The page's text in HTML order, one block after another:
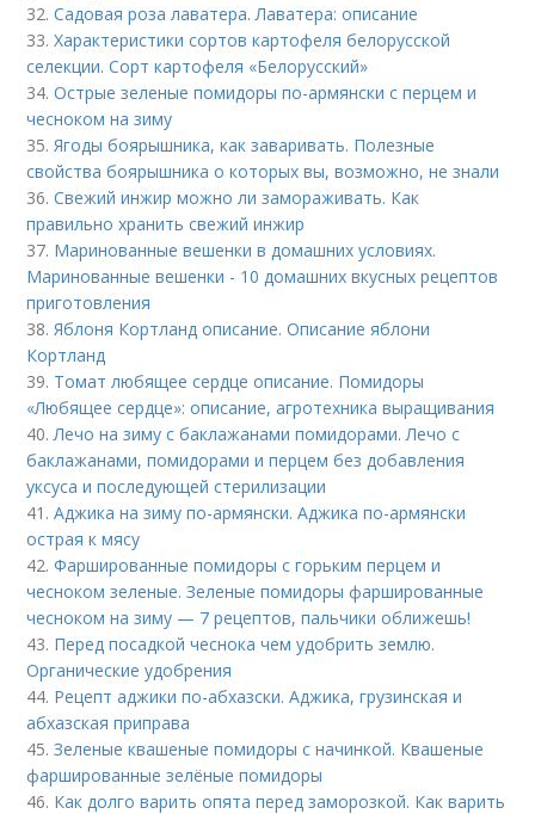
32.Садовая роза лаватера. Лаватера: описание
33.Характеристики сортов картофеля белорусской
селекции. Сорт картофеля «Белорусский»
34.Острые зеленые помидоры по-армянски с перцем и
чесноком на зиму
35. Ягоды боярышника, как заваривать. Полезные
свойства боярышника о которых вы, возможно, не знали
36.Свежий инжир можно ли замораживать. Как
правильно хранить свежий инжир
37. Маринованные вешенки в домашних условиях.
Маринованные вешенки - 10 домашних вкусных рецептов
приготовления
38. Яблоня Кортланд описание. Описание яблони
Кортланд
39. Томат любящее сердце описание. Помидоры
«Любящее сердце»: описание, агротехника выращивания
40. Лечо на зиму с баклажанами помидорами. Лечо с
баклажанами, помидорами и перцем без добавления
уксуса и последующей стерилизации
41.Аджика на зиму по-армянски. Аджика по-армянски
острая к мясу
42.Фаршированные помидоры с горьким перцем и
чесноком зеленые. Зеленые помидоры фаршированные
чесноком на зиму — 7 рецептов, пальчики оближешь!
43. Перед посадкой чеснока чем удобрить землю.
Органические удобрения
44. Рецепт аджики по-абхазски. Аджика, грузинская и
абхазская приправа
45.Зеленые квашеные помидоры с начинкой. Квашеные
фаршированные зелёные помидоры
46. Как долго варить опята перед заморозкой. Как варить